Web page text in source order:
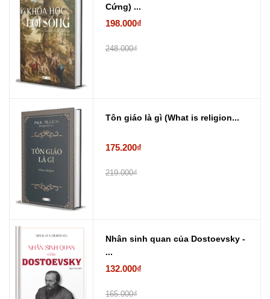
Cứng) ...
198.000₫
248.000₫
Tôn giáo là gì (What is religion...
175.200₫
219.000₫
Nhân sinh quan của Dostoevsky -
...
132.000₫
165.000₫